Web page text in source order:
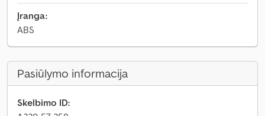
Įranga:
ABS
Pasiūlymo informacija
Skelbimo ID: